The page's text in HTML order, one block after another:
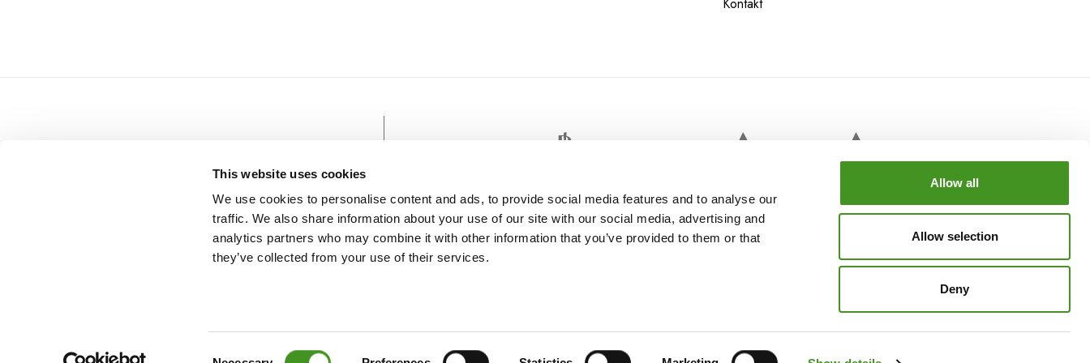
This website uses cookies
We use cookies to personalise content and ads, to provide social media features and to analyse our
traffic. We also share information about your use of our site with our social media, advertising and
analytics partners who may combine it with other information that you’ve provided to them or that
they’ve collected from your use of their services.
Allow all
Allow selection
Deny
ROMANTISCHES GLAMPING
Allgemeine Informationen Datenschutz
2026 Alle Rechte vorbehalten Arena Campsites bietet Kroatien Camping und Mobilheime in